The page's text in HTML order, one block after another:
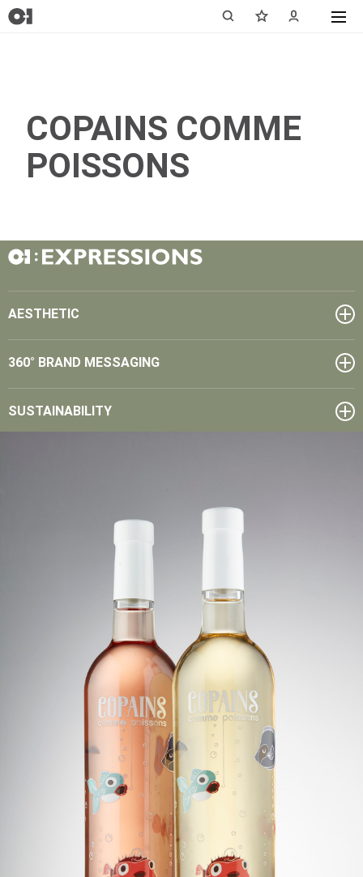
COPAINS COMME
POISSONS
AESTHETIC
360° BRAND MESSAGING
SUSTAINABILITY